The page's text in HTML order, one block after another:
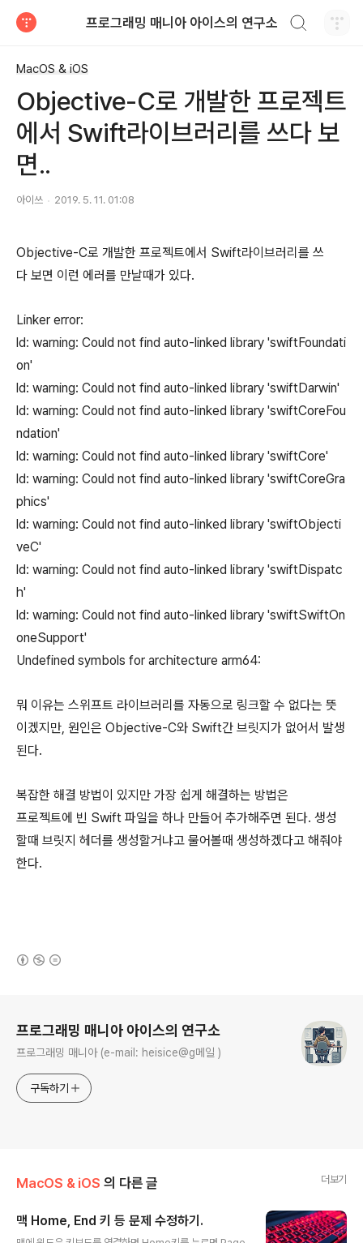
프로그래밍 매니아 아이스의 연구소
MacOS & iOS
Objective-C로 개발한 프로젝트
에서 Swift라이브러리를 쓰다 보
면..
아이쓰 2019. 5. 11. 01:08
Objective-C로 개발한 프로젝트에서 Swift라이브러리를 쓰
다 보면 이런 에러를 만날때가 있다.
Linker error:
ld: warning: Could not find auto-linked library 'swiftFoundati
on'
ld: warning: Could not find auto-linked library 'swiftDarwin'
ld: warning: Could not find auto-linked library 'swiftCoreFou
ndation'
ld: warning: Could not find auto-linked library 'swiftCore'
ld: warning: Could not find auto-linked library 'swiftCoreGra
phics'
ld: warning: Could not find auto-linked library 'swiftObjecti
veC'
ld: warning: Could not find auto-linked library 'swiftDispatc
h'
ld: warning: Could not find auto-linked library 'swiftSwiftOn
oneSupport'
Undefined symbols for architecture arm64:
뭐 이유는 스위프트 라이브러리를 자동으로 링크할 수 없다는 뜻
이겠지만, 원인은 Objective-C와 Swift간 브릿지가 없어서 발생
된다.
복잡한 해결 방법이 있지만 가장 쉽게 해결하는 방법은
프로젝트에 빈 Swift 파일을 하나 만들어 추가해주면 된다. 생성
할때 브릿지 헤더를 생성할거냐고 물어볼때 생성하겠다고 해줘야
한다.
프로그래밍 매니아 아이스의 연구소
프로그래밍 매니아 (e-mail: heisice@g메일 )
구독하기
MacOS & iOS 의 다른 글 더보기
맥 Home, End 키 등 문제 수정하기.